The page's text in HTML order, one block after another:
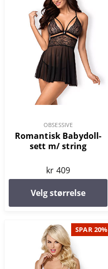
OBSESSIVE
Romantisk Babydoll-
sett m/ string
kr 409
Velg størrelse
SPAR 20%